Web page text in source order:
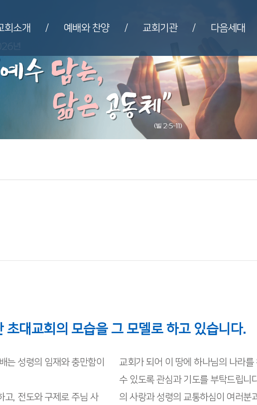
회소개 / 예배와 찬양 / 교회기관 / 다음세대
초대교회의 모습을 그 모델로 하고 있습니다.
는 성령의 임재와 충만함이
고, 전도와 구제로 주님 사
교회가 되어 이 땅에 하나님의 나라
수 있도록 관심과 기도를 부탁드립니
의 사랑과 성령의 교통하심이 여러분